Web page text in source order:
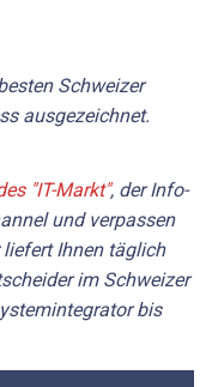
Schweizer
ausgezeichnet.
"IT-Markt", der Info-
und verpassen
liefert Ihnen täglich
im Schweizer
bis